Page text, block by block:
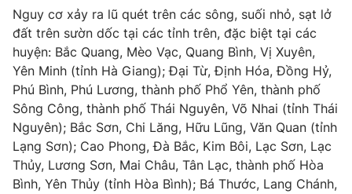
Nhân vật
Khán giả
Giải sao mai
Điện ảnh
Âm nhạc
Sao
Đời sống
Du lịch
Làm đẹp
Chất lượng cuộc sống
Giáo dục
Tuyển sinh
Học trực tuyến
Công nghệ
Hitech Công nghệ tương lai
Sản phẩm
Giao lưu trực tuyến
Nguy cơ xảy ra lũ quét trên các sông, suối nhỏ, sạt lở
đất trên sườn dốc tại các tỉnh trên, đặc biệt tại các
huyện: Bắc Quang, Mèo Vạc, Quang Bình, Vị Xuyên,
Yên Minh (tỉnh Hà Giang); Đại Từ, Định Hóa, Đồng Hỷ,
Phú Bình, Phú Lương, thành phố Phổ Yên, thành phố
Sông Công, thành phố Thái Nguyên, Võ Nhai (tỉnh Thái
Nguyên); Bắc Sơn, Chi Lăng, Hữu Lũng, Văn Quan (tỉnh
Lạng Sơn); Cao Phong, Đà Bắc, Kim Bôi, Lạc Sơn, Lạc
Thủy, Lương Sơn, Mai Châu, Tân Lạc, thành phố Hòa
Bình, Yên Thủy (tỉnh Hòa Bình); Bá Thước, Lang Chánh,